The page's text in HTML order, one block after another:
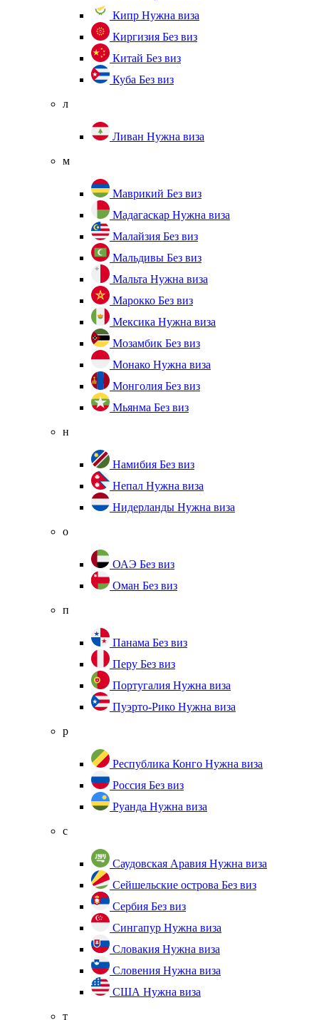
Кипр Нужна виза
Киргизия Без виз
Китай Без виз
Куба Без виз
л
Ливан Нужна виза
м
Маврикий Без виз
Мадагаскар Нужна виза
Малайзия Без виз
Мальдивы Без виз
Мальта Нужна виза
Марокко Без виз
Мексика Нужна виза
Мозамбик Без виз
Монако Нужна виза
Монголия Без виз
Мьянма Без виз
н
Намибия Без виз
Непал Нужна виза
Нидерланды Нужна виза
о
ОАЭ Без виз
Оман Без виз
п
Панама Без виз
Перу Без виз
Португалия Нужна виза
Пуэрто-Рико Нужна виза
р
Республика Конго Нужна виза
Россия Без виз
Руанда Нужна виза
с
Саудовская Аравия Нужна виза
Сейшельские острова Без виз
Сербия Без виз
Сингапур Нужна виза
Словакия Нужна виза
Словения Нужна виза
США Нужна виза
т